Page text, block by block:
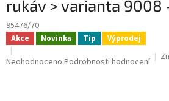
rukáv > varianta 9008
95476/70
Akce Novinka Tip Výprodej
Průměrné
Neohodnoceno Podrobnosti hodnocení